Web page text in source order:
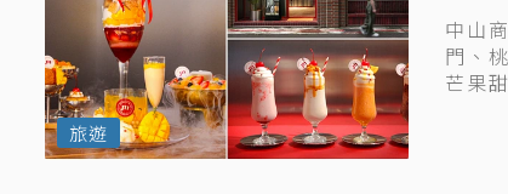
中山
門、
芒果
旅遊